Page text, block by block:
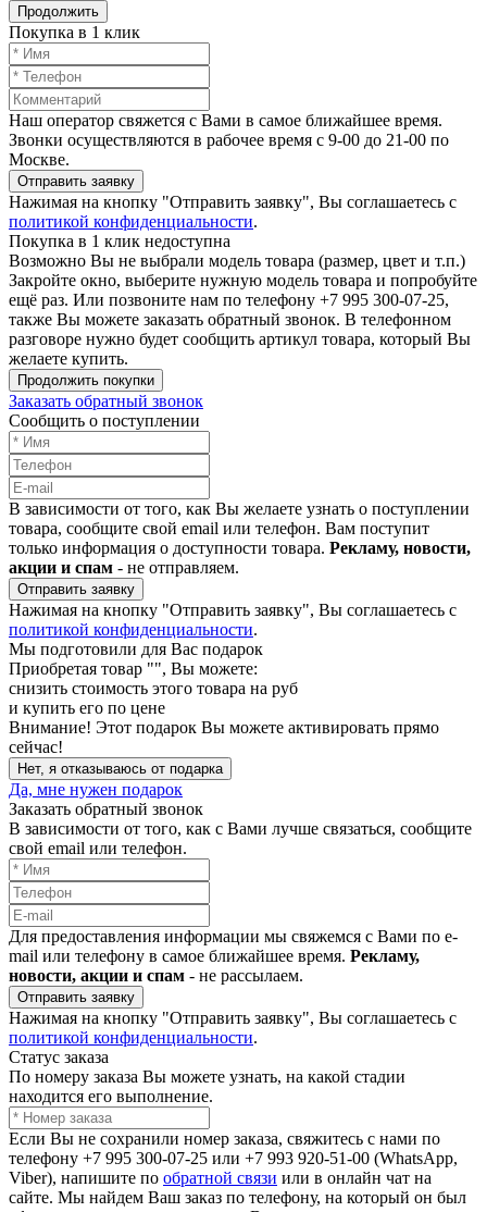
Продолжить
Покупка в 1 клик
Наш оператор свяжется с Вами в самое ближайшее время.
Звонки осуществляются в рабочее время с 9-00 до 21-00 по
Москве.
Отправить заявку
Нажимая на кнопку "Отправить заявку", Вы соглашаетесь с
политикой конфиденциальности.
Покупка в 1 клик недоступна
Возможно Вы не выбрали модель товара (размер, цвет и т.п.)
Закройте окно, выберите нужную модель товара и попробуйте
ещё раз. Или позвоните нам по телефону +7 995 300-07-25,
также Вы можете заказать обратный звонок. В телефонном
разговоре нужно будет сообщить артикул товара, который Вы
желаете купить.
Продолжить покупки
Заказать обратный звонок
Сообщить о поступлении
В зависимости от того, как Вы желаете узнать о поступлении
товара, сообщите свой email или телефон. Вам поступит
только информация о доступности товара. Рекламу, новости,
акции и спам - не отправляем.
Отправить заявку
Нажимая на кнопку "Отправить заявку", Вы соглашаетесь с
политикой конфиденциальности.
Мы подготовили для Вас подарок
Приобретая товар "", Вы можете:
снизить стоимость этого товара на руб
и купить его по цене
Внимание! Этот подарок Вы можете активировать прямо
сейчас!
Нет, я отказываюсь от подарка
Да, мне нужен подарок
Заказать обратный звонок
В зависимости от того, как с Вами лучше связаться, сообщите
свой email или телефон.
Для предоставления информации мы свяжемся с Вами по e-
mail или телефону в самое ближайшее время. Рекламу,
новости, акции и спам - не рассылаем.
Отправить заявку
Нажимая на кнопку "Отправить заявку", Вы соглашаетесь с
политикой конфиденциальности.
Статус заказа
По номеру заказа Вы можете узнать, на какой стадии
находится его выполнение.
Если Вы не сохранили номер заказа, свяжитесь с нами по
телефону +7 995 300-07-25 или +7 993 920-51-00 (WhatsApp,
Viber), напишите по обратной связи или в онлайн чат на
сайте. Мы найдем Ваш заказ по телефону, на который он был